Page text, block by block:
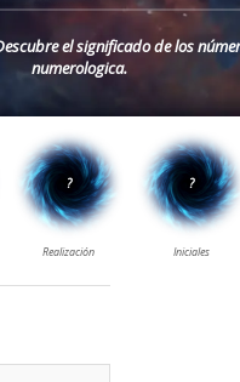
el significado de los
numerologica.